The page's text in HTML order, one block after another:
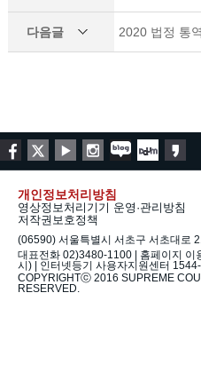
다음글 2020 법정 통
개인정보처리방침
영상정보처리기기 운영·관리방침
저작권보호정책
(06590) 서울특별시 서초구 서초대로
대표전화 02)3480-1100 | 홈페이지
시) | 인터넷등기 사용자지원센터
COPYRIGHTⓒ 2016 SUPREME
RESERVED.